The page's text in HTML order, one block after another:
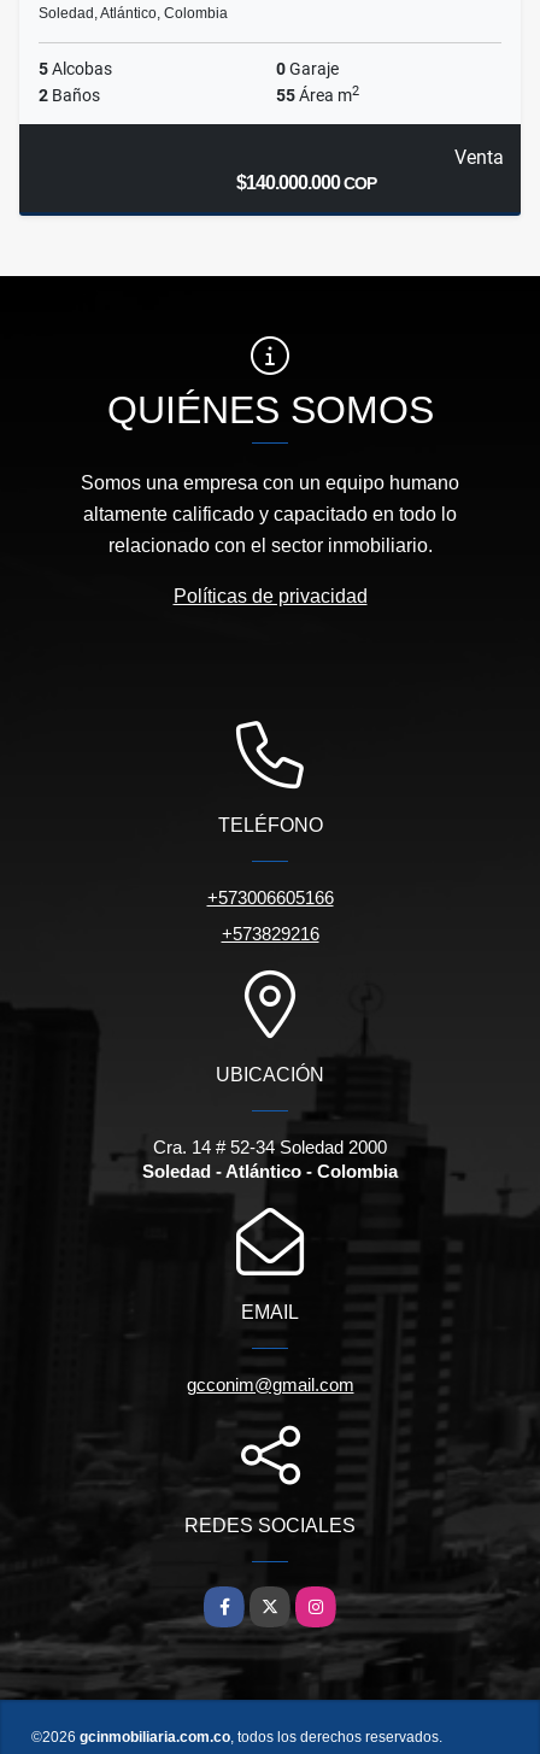
Soledad, Atlántico, Colombia
5Alcobas 0Garaje
2 Baños 55Área m2
Venta
$140.000.000COP
QUIÉNES SOMOS
Somos una empresa con un equipo humano
altamente calificado y capacitado en todo lo
relacionado con el sector inmobiliario.
Políticas de privacidad
TELÉFONO
+573006605166
+573829216
UBICACIÓN
Cra. 14 # 52-34 Soledad 2000
Soledad - Atlántico - Colombia
EMAIL
gcconim@gmail.com
REDES SOCIALES
Facebook
X Instagram
©2026 gcinmobiliaria.com.co, todos los derechos reservados.